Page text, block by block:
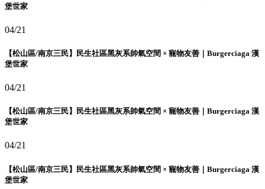
堡世家
04/21
【松山區/南京三民】民生社區黑灰系帥氣空間 × 寵物友善｜Burgerciaga 漢
堡世家
04/21
【松山區/南京三民】民生社區黑灰系帥氣空間 × 寵物友善｜Burgerciaga 漢
堡世家
04/21
【松山區/南京三民】民生社區黑灰系帥氣空間 × 寵物友善｜Burgerciaga 漢
堡世家